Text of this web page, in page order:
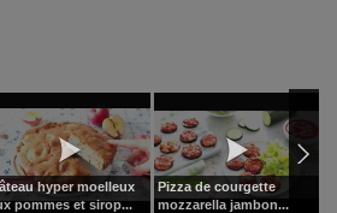
hyper moelleux
pommes et sirop...
Pizza de courgette
mozzarella jambon...